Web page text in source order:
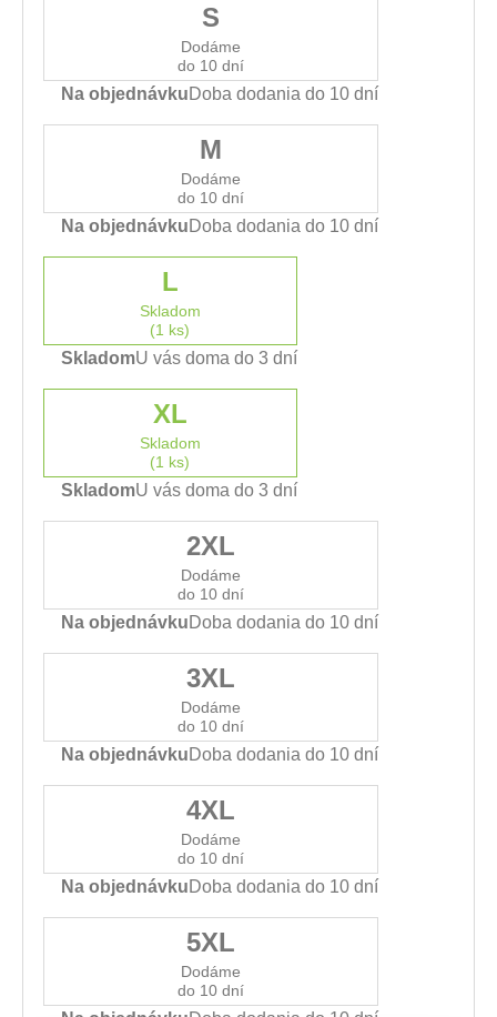
S
Dodáme
do 10 dní
Na objednávkuDoba dodania do 10 dní
M
Dodáme
do 10 dní
Na objednávkuDoba dodania do 10 dní
L
Skladom
(1 ks)
SkladomU vás doma do 3 dní
XL
Skladom
(1 ks)
SkladomU vás doma do 3 dní
2XL
Dodáme
do 10 dní
Na objednávkuDoba dodania do 10 dní
3XL
Dodáme
do 10 dní
Na objednávkuDoba dodania do 10 dní
4XL
Dodáme
do 10 dní
Na objednávkuDoba dodania do 10 dní
5XL
Dodáme
do 10 dní